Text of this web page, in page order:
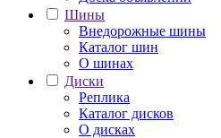
Шины
Внедорожные шины
Каталог шин
О шинах
Диски
Реплика
Каталог дисков
О дисках